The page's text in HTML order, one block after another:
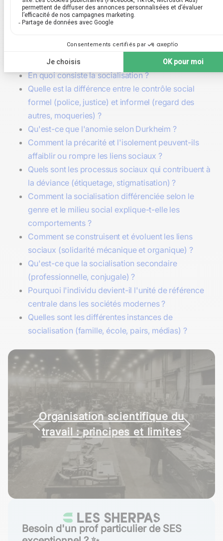
Perplexity
Lire aussi 🔎 :
En quoi consiste la socialisation ?
Quelle est la différence entre le contrôle social
formel (police, justice) et informel (regard des
autres, moqueries) ?
Qu'est-ce que l'anomie selon Durkheim ?
Comment la précarité et l'isolement peuvent-ils
affaiblir ou rompre les liens sociaux ?
Quels sont les processus sociaux qui contribuent à
la déviance (étiquetage, stigmatisation) ?
Comment la socialisation différenciée selon le
genre et le milieu social explique-t-elle les
comportements ?
Comment se construisent et évoluent les liens
sociaux (solidarité mécanique et organique) ?
Qu'est-ce que la socialisation secondaire
(professionnelle, conjugale) ?
Pourquoi l'individu devient-il l'unité de référence
centrale dans les sociétés modernes ?
Quelles sont les différentes instances de
socialisation (famille, école, pairs, médias) ?
Organisation scientifique du
travail : principes et limites
La théorie des jeux :
fondements et applications
économiques
Besoin d'un prof particulier de SES